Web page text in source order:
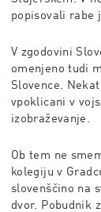
popisovali rabe
V zgodovini
omenjeno tudi
Slovence.
vpoklicani v
izobraževanje.
Ob tem ne
kolegiju v
slovenščino na
dvor. Pobudnik